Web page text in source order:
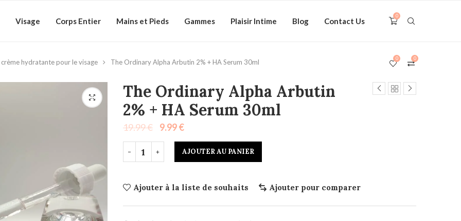
Visage Corps Entier Mains et Pieds Gammes Plaisir Intime Blog Contact Us
0
0
0
crème hydratante pour le visage The Ordinary Alpha Arbutin 2% + HA Serum 30ml​
The Ordinary Alpha Arbutin
2% + HA Serum 30ml​
19.99€ 9.99€
AJOUTER AU PANIER
Ajouter à la liste de souhaits Ajouter pour comparer